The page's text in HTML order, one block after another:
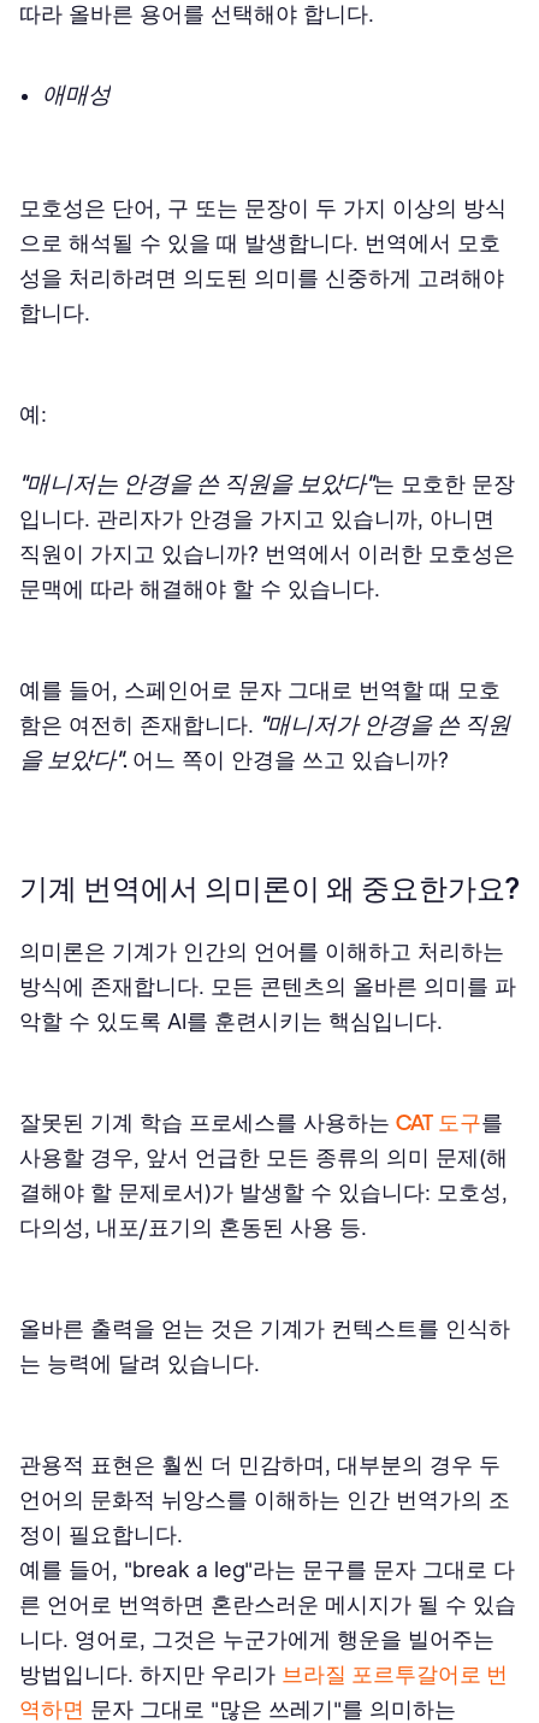
따라 올바른 용어를 선택해야 합니다.
애매성
모호성은 단어, 구 또는 문장이 두 가지 이상의 방식
으로 해석될 수 있을 때 발생합니다. 번역에서 모호
성을 처리하려면 의도된 의미를 신중하게 고려해야
합니다.
예:
"매니저는 안경을 쓴 직원을 보았다"는 모호한 문장
입니다. 관리자가 안경을 가지고 있습니까, 아니면
직원이 가지고 있습니까? 번역에서 이러한 모호성은
문맥에 따라 해결해야 할 수 있습니다.
예를 들어, 스페인어로 문자 그대로 번역할 때 모호
함은 여전히 존재합니다. "매니저가 안경을 쓴 직원
을 보았다". 어느 쪽이 안경을 쓰고 있습니까?
기계 번역에서 의미론이 왜 중요한가요?
의미론은 기계가 인간의 언어를 이해하고 처리하는
방식에 존재합니다. 모든 콘텐츠의 올바른 의미를 파
악할 수 있도록 AI를 훈련시키는 핵심입니다.
잘못된 기계 학습 프로세스를 사용하는 CAT 도구를
사용할 경우, 앞서 언급한 모든 종류의 의미 문제(해
결해야 할 문제로서)가 발생할 수 있습니다: 모호성,
다의성, 내포/표기의 혼동된 사용 등.
올바른 출력을 얻는 것은 기계가 컨텍스트를 인식하
는 능력에 달려 있습니다.
관용적 표현은 훨씬 더 민감하며, 대부분의 경우 두
언어의 문화적 뉘앙스를 이해하는 인간 번역가의 조
정이 필요합니다.
예를 들어, "break a leg"라는 문구를 문자 그대로 다
른 언어로 번역하면 혼란스러운 메시지가 될 수 있습
니다. 영어로, 그것은 누군가에게 행운을 빌어주는
방법입니다. 하지만 우리가 브라질 포르투갈어로 번
역하면 문자 그대로 "많은 쓰레기"를 의미하는